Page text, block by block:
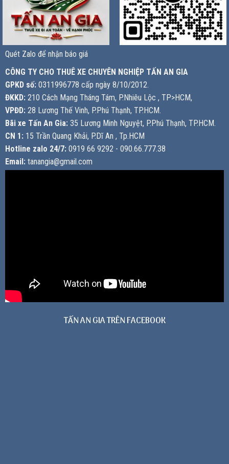
Quét Zalo để nhận báo giá
CÔNG TY CHO THUÊ XE CHUYÊN NGHIỆP TẤN AN GIA
GPKD số: 0311996778 cấp ngày 8/10/2012.
ĐKKD: 210 Cách Mạng Tháng Tám, P.Nhiêu Lộc , TP>HCM,
VPĐD: 28 Lương Thế Vinh, P.Phú Thạnh, TP.HCM.
Bãi xe Tấn An Gia: 35 Lương Minh Nguyệt, P.Phú Thạnh, TP.HCM.
CN 1: 15 Trần Quang Khải, P.Dĩ An , Tp.HCM
Hotline zalo 24/7: 0919 66 9292 - 090.66.777.38
Email: tanangia@gmail.com
TẤN AN GIA TRÊN FACEBOOK